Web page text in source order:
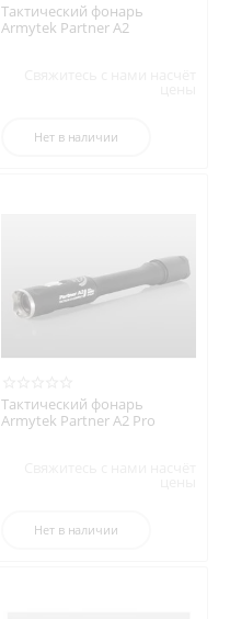
Тактический фонарь
Armytek Partner A2
Нет в наличии
Тактический фонарь
Armytek Partner A2 Pro
Нет в наличии